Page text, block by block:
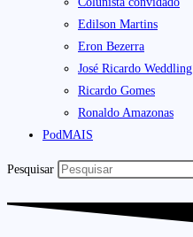
Edilson Martins
Eron Bezerra
José Ricardo Weddling
Ricardo Gomes
Ronaldo Amazonas
PodMAIS
Pesquisar